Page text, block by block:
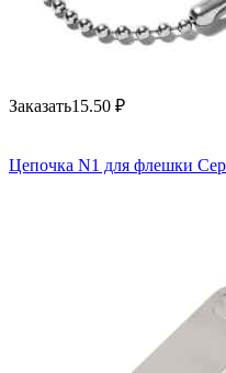
Заказать15.50 ₽
Цепочка N1 для флешки